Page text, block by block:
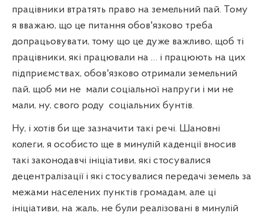
працівники втратять право на земельний пай. Тому
я вважаю, що це питання обов'язково треба
допрацьовувати, тому що це дуже важливо, щоб ті
працівники, які працювали на … і працюють на цих
підприємствах, обов'язково отримали земельний
пай, щоб ми не мали соціальної напруги і ми не
мали, ну, свого роду соціальних бунтів.
Ну, і хотів би ще зазначити такі речі. Шановні
колеги, я особисто ще в минулій каденції вносив
такі законодавчі ініціативи, які стосувалися
децентралізації і які стосувалися передачі земель за
межами населених пунктів громадам, але ці
ініціативи, на жаль, не були реалізовані в минулій